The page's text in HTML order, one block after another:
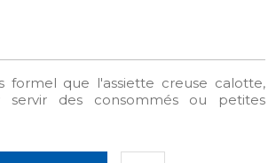
formel que l'assiette creuse calotte,
servir des consommés ou petites